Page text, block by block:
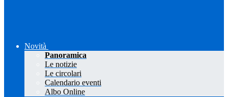
Novità
Panoramica
Le notizie
Le circolari
Calendario eventi
Albo Online